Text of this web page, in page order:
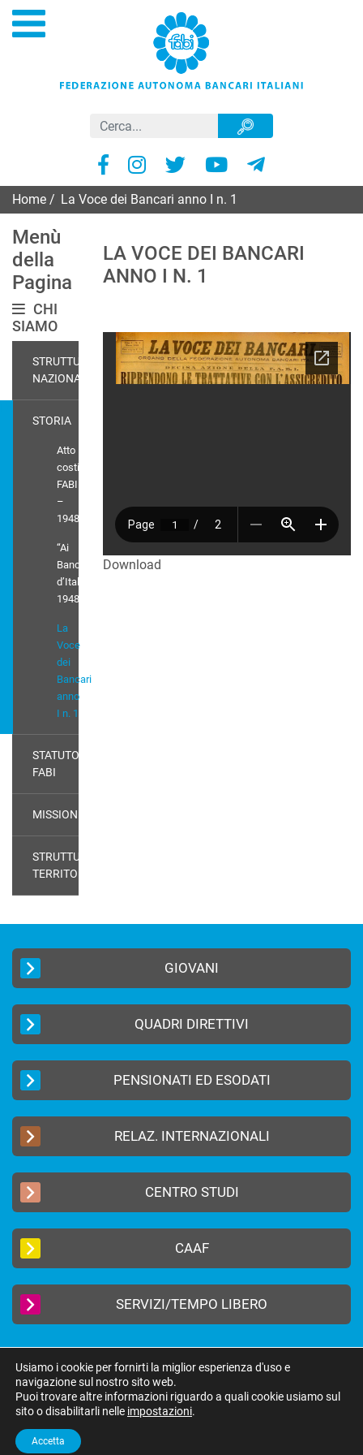
Home La Voce dei Bancari anno I n. 1
Menù
della
Pagina
CHI
SIAMO
STRUTTURE
NAZIONALI
STORIA
Atto
costitutivo
FABI
–
1948
“Ai
Bancari
d’Italia”
1948
La
Voce
dei
Bancari
anno
I n. 1
STATUTO
FABI
MISSION
STRUTTURE
TERRITORIALI
LA VOCE DEI BANCARI
ANNO I N. 1
Download
GIOVANI
QUADRI DIRETTIVI
PENSIONATI ED ESODATI
RELAZ. INTERNAZIONALI
CENTRO STUDI
CAAF
SERVIZI/TEMPO LIBERO
2019 © FEDERAZIONE AUTONOMA BANCARI ITALIANI –Privacy Policy|
Cookie Policy
8552275
Usiamo i cookie per fornirti la miglior esperienza d'uso e
navigazione sul nostro sito web.
Puoi trovare altre informazioni riguardo a quali cookie usiamo sul
sito o disabilitarli nelle impostazioni.
Accetta